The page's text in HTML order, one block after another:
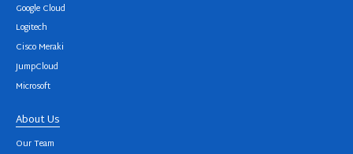
Google Cloud
Logitech
Cisco Meraki
JumpCloud
Microsoft
About Us
Our Team